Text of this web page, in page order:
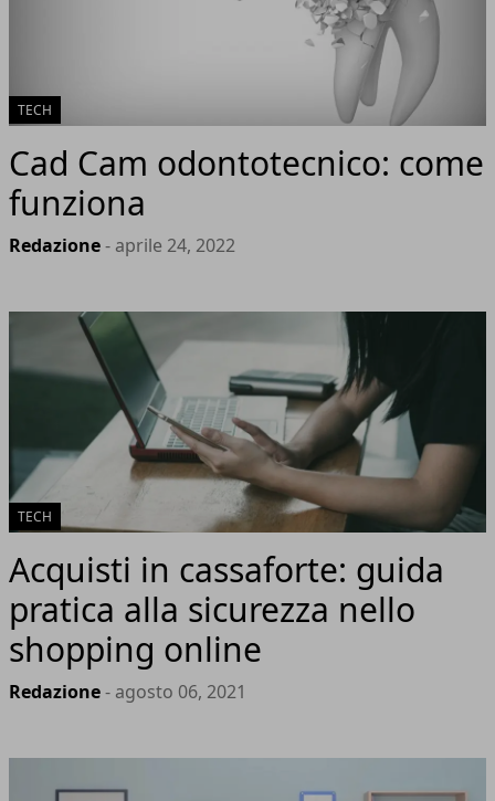
TECH
Cad Cam odontotecnico: come
funziona
Redazione- aprile 24, 2022
TECH
Acquisti in cassaforte: guida
pratica alla sicurezza nello
shopping online
Redazione- agosto 06, 2021